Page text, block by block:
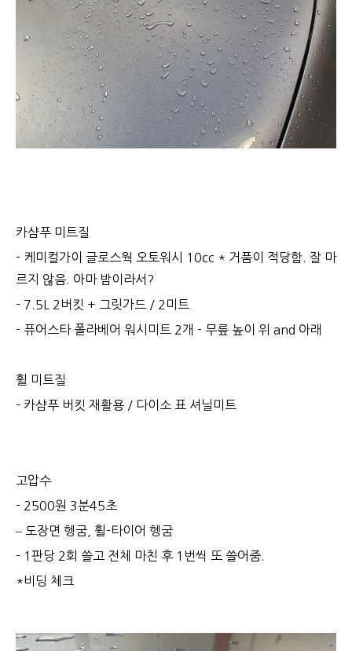
카샴푸 미트질
- 케미컬가이 글로스웍 오토워시 10cc * 거품이 적당함. 잘 마
르지 않음. 아마 밤이라서?
- 7.5L 2버킷 + 그릿가드 / 2미트
- 퓨어스타 폴라베어 워시미트 2개 - 무릎 높이 위 and 아래
휠 미트질
- 카샴푸 버킷 재활용 / 다이소 표 셔닐미트
고압수
- 2500원 3분45초
– 도장면 헹굼, 휠-타이어 헹굼
- 1판당 2회 쓸고 전체 마친 후 1번씩 또 쓸어줌.
*비딩 체크